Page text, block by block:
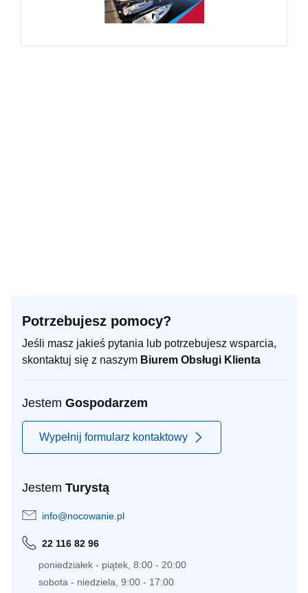
Potrzebujesz pomocy?
Jeśli masz jakieś pytania lub potrzebujesz wsparcia,
skontaktuj się z naszym Biurem Obsługi Klienta
Jestem Gospodarzem
Wypełnij formularz kontaktowy
Jestem Turystą
info@nocowanie.pl
22 116 82 96
poniedziałek - piątek, 8:00 - 20:00
sobota - niedziela, 9:00 - 17:00